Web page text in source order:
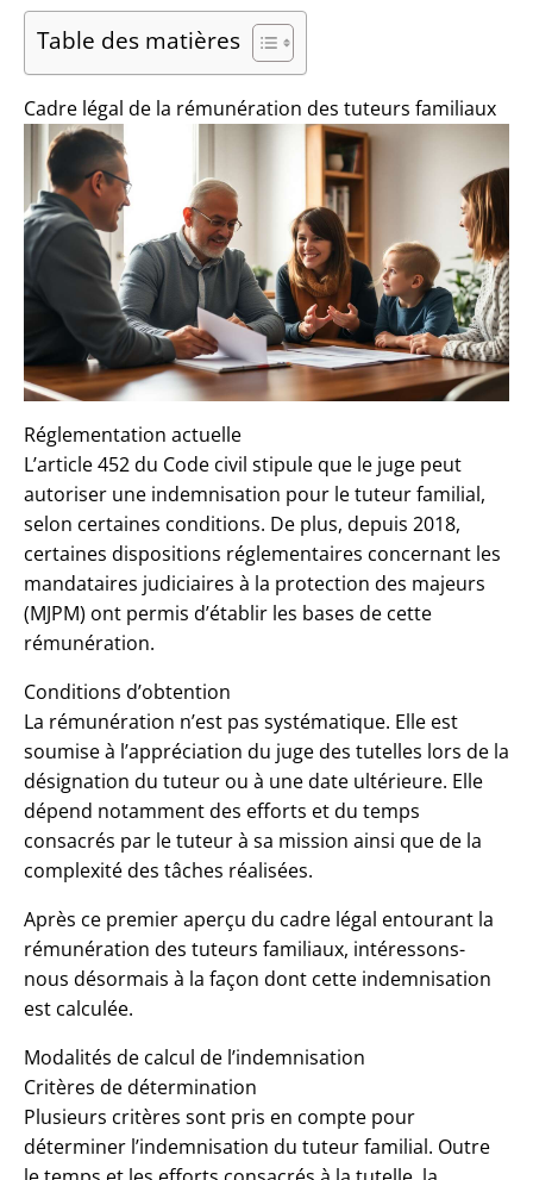
Table des matières
Cadre légal de la rémunération des tuteurs familiaux
Réglementation actuelle
L’article 452 du Code civil stipule que le juge peut
autoriser une indemnisation pour le tuteur familial,
selon certaines conditions. De plus, depuis 2018,
certaines dispositions réglementaires concernant les
mandataires judiciaires à la protection des majeurs
(MJPM) ont permis d’établir les bases de cette
rémunération.
Conditions d’obtention
La rémunération n’est pas systématique. Elle est
soumise à l’appréciation du juge des tutelles lors de la
désignation du tuteur ou à une date ultérieure. Elle
dépend notamment des efforts et du temps
consacrés par le tuteur à sa mission ainsi que de la
complexité des tâches réalisées.
Après ce premier aperçu du cadre légal entourant la
rémunération des tuteurs familiaux, intéressons-
nous désormais à la façon dont cette indemnisation
est calculée.
Modalités de calcul de l’indemnisation
Critères de détermination
Plusieurs critères sont pris en compte pour
déterminer l’indemnisation du tuteur familial. Outre